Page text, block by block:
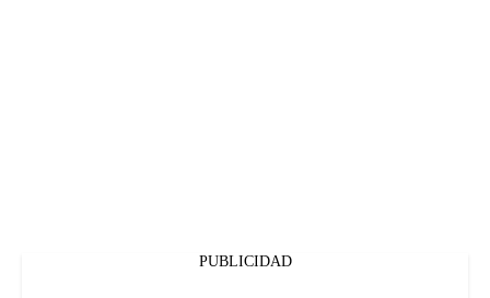
PUBLICIDAD